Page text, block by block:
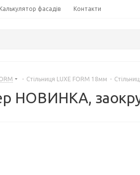
фасадів Контакти
- Стільниця LUXE FORM 18мм -
НОВИНКА,